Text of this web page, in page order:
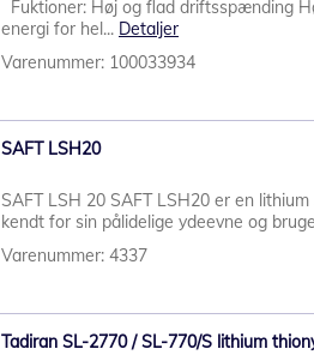
Fuktioner: Høj og flad driftsspænding
energi for hel... Detaljer
Varenummer: 100033934
SAFT LSH20
SAFT LSH 20 SAFT LSH20 er en
kendt for sin pålidelige ydeevne og
Varenummer: 4337
Tadiran SL-2770 / SL-770/S lithium